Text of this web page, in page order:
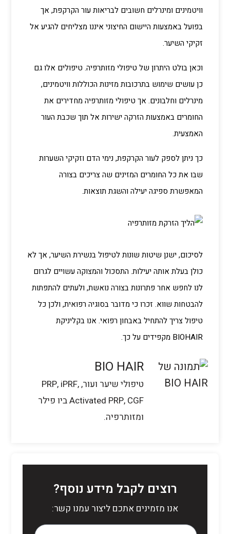
וויטמינים ומינרלים חשובים לבריאות עור הקרקפת, אך
בפועל באמצעות היישום החיצוני איננו מצליחים להגיע אל
זקיקי השיער.
וכאן בולט היתרון של טיפולי מזותרפיה. טיפולים אלו גם
כן עושים שימוש בתרכובות מזינות הכוללות וויטמינים,
מינרלים וחלבונים. אך טיפולי מזותרפיה מחדירים את
החומרים באמצעות הזרקה ישירות אל תוך שכבת העור
האמצעית.
כך ניתן לספק לעור הקרקפת, נימי הדם וזקיקי השערות
שבו את כל החומרים המזינים שה צריכים בצורה
המאפשרת ספיגה יעילה והשגת תוצאות.
לסיכום, ישנן שיטות שונות לטיפול בנשירת השיער, אך לא
כולן בעלת אותה יעילות. התסכול והמצוקה עשויים לגרום
לנו לחפש אחר פתרונות בצורה נואשת, ולעתים להתפתות
להבטחות שווא. זכרו כי מדובר בסוגיה רפואית, ולכן כל
טיפול צריך להתחיל באבחון רפואי. אנו בקליניקת
BIOHAIR מקפידים על כך.
BIO HAIR
טיפולי שיער ועור, PRP, iPRF,
Activated PRP, CGF ביו פילר
ומזותרפיה.
רוצים לקבל מידע נוסף?
אנו מזמינים אתכם ליצור עמנו קשר: